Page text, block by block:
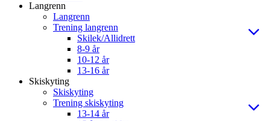
Langrenn
Langrenn
Trening langrenn
Skilek/Allidrett
8-9 år
10-12 år
13-16 år
Skiskyting
Skiskyting
Trening skiskyting
13-14 år